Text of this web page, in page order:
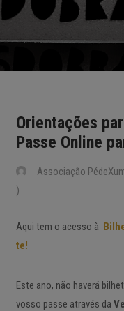
Orientações
Passe Online
Associação
)
Aqui tem o acesso à
te!
Este ano, não haverá
vosso passe através da